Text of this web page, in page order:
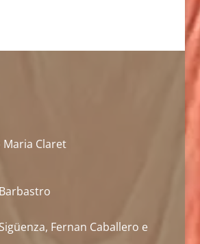
Claret
Fernan Caballero e